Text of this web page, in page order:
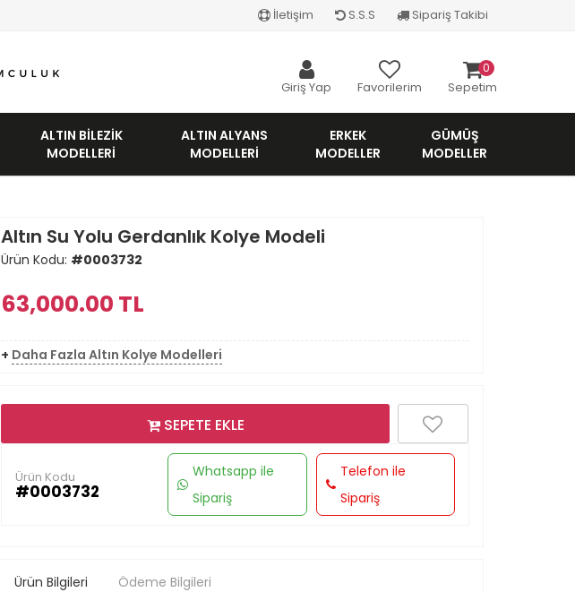
İletişim S.S.S Sipariş Takibi
Giriş Yap Favorilerim Sepetim
0
ALTIN BILEZIK
MODELLERI
ALTIN ALYANS
MODELLERI
ERKEK
MODELLER
GÜMÜŞ
MODELLER
Altın Su Yolu Gerdanlık Kolye Modeli
Ürün Kodu: #0003732
63,000.00 TL
+ Daha Fazla Altın Kolye Modelleri
SEPETE EKLE
Ürün Kodu
#0003732
Whatsapp ile
Sipariş
Telefon ile
Sipariş
Ürün Bilgileri
Ödeme Bilgileri